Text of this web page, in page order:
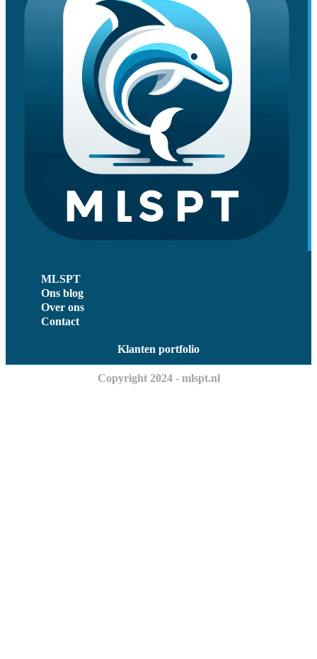
MLSPT
Ons blog
Over ons
Contact
Klanten portfolio
Copyright 2024 - mlspt.nl